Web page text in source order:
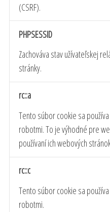
(CSRF).
PHPSESSID
Zachováva stav užívateľskej
stránky.
rc::a
Tento súbor cookie sa
robotmi. To je výhodné pre
používaní ich webových
rc::c
Tento súbor cookie sa
robotmi.